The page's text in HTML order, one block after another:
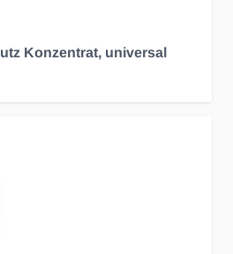
Konzentrat, universal